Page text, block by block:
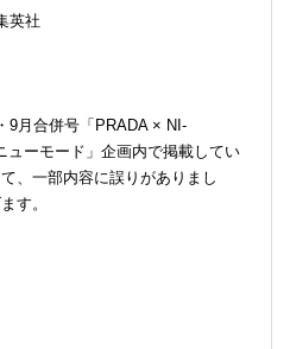
英社
9月合併号「PRADA × NI-
ーモード」企画内で掲載してい
、一部内容に誤りがありまし
す。